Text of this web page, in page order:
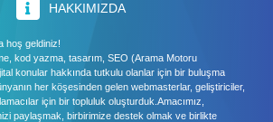
HAKKIMIZDA
hoş geldiniz!
kod yazma, tasarım, SEO (Arama Motoru
konular hakkında tutkulu olanlar için bir buluşma
her köşesinden gelen webmasterlar, geliştiriciler,
için bir topluluk oluşturduk.Amacımız,
paylaşmak, birbirimize destek olmak ve birlikte